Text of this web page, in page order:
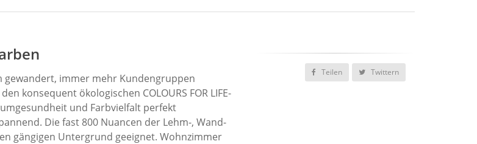
immer mehr Kundengruppen
konsequent ökologischen COLOURS FOR LIFE-
und Farbvielfalt perfekt
Die fast 800 Nuancen der Lehm-, Wand-
gängigen Untergrund geeignet. Wohnzimmer
Teilen Twittern